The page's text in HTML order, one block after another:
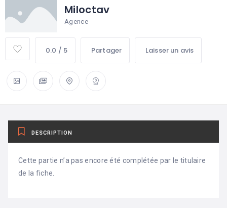
Miloctav
Agence
0.0 / 5 Partager Laisser un avis
DESCRIPTION
Cette partie n’a pas encore été complétée par le titulaire
de la fiche.